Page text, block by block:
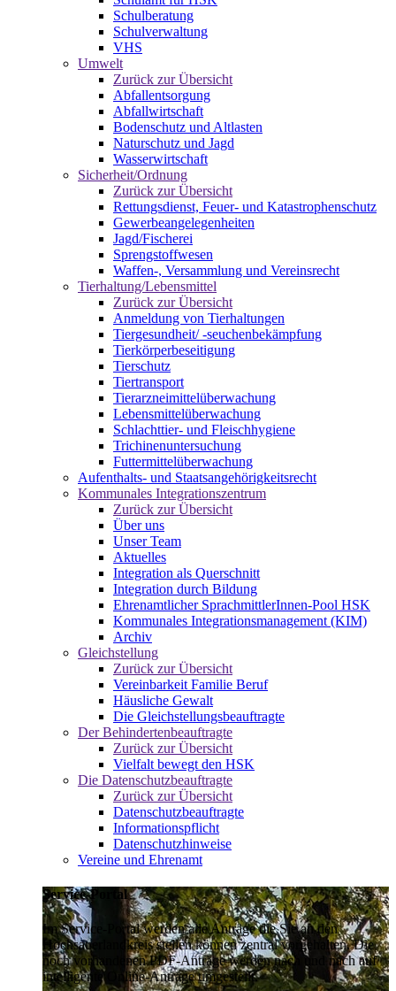
Schulberatung
Schulverwaltung
VHS
Umwelt
Zurück zur Übersicht
Abfallentsorgung
Abfallwirtschaft
Bodenschutz und Altlasten
Naturschutz und Jagd
Wasserwirtschaft
Sicherheit/Ordnung
Zurück zur Übersicht
Rettungsdienst, Feuer- und Katastrophenschutz
Gewerbeangelegenheiten
Jagd/Fischerei
Sprengstoffwesen
Waffen-, Versammlung und Vereinsrecht
Tierhaltung/Lebensmittel
Zurück zur Übersicht
Anmeldung von Tierhaltungen
Tiergesundheit/ -seuchenbekämpfung
Tierkörperbeseitigung
Tierschutz
Tiertransport
Tierarzneimittelüberwachung
Lebensmittelüberwachung
Schlachttier- und Fleischhygiene
Trichinenuntersuchung
Futtermittelüberwachung
Aufenthalts- und Staatsangehörigkeitsrecht
Kommunales Integrationszentrum
Zurück zur Übersicht
Über uns
Unser Team
Aktuelles
Integration als Querschnitt
Integration durch Bildung
Ehrenamtlicher SprachmittlerInnen-Pool HSK
Kommunales Integrationsmanagement (KIM)
Archiv
Gleichstellung
Zurück zur Übersicht
Vereinbarkeit Familie Beruf
Häusliche Gewalt
Die Gleichstellungsbeauftragte
Der Behindertenbeauftragte
Zurück zur Übersicht
Vielfalt bewegt den HSK
Die Datenschutzbeauftragte
Zurück zur Übersicht
Datenschutzbeauftragte
Informationspflicht
Datenschutzhinweise
Vereine und Ehrenamt
Service-Portal
Im Service-Portal werden alle Anträge die Sie an den
Hochsauerlandkreis stellen können zentral vorgehalten. Die
noch vorhandenen PDF-Anträge werden nach und nach auf
intelligente Online-Anträge umgestellt.